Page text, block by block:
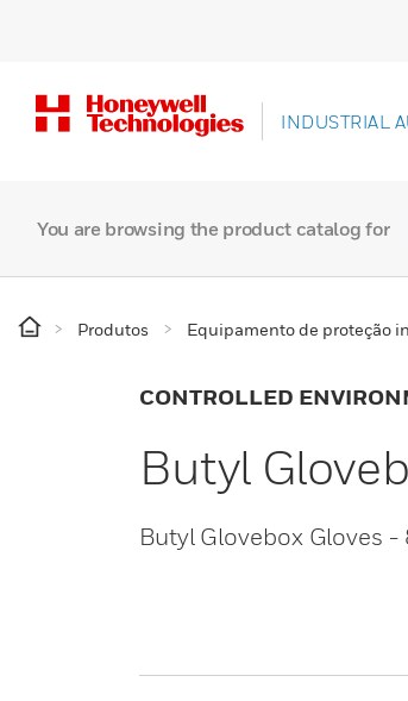
INDUSTRIAL
You are browsing the product catalog for
Produtos Equipamento de proteção
CONTROLLED
Butyl
Butyl Glovebox Gloves